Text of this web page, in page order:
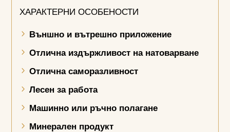
ХАРАКТЕРНИ ОСОБЕНОСТИ
Външно и вътрешно приложение
Отлична издържливост на натоварване
Отлична саморазливност
Лесен за работа
Машинно или ръчно полагане
Минерален продукт